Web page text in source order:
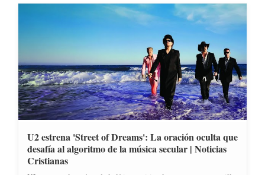
U2 estrena 'Street of Dreams': La oración oculta que
desafía al algoritmo de la música secular | Noticias
Cristianas